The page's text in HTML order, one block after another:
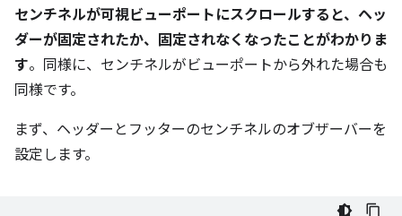
センチネルが可視ビューポートにスクロールすると、ヘッ
ダーが固定されたか、固定されなくなったことがわかりま
す。同様に、センチネルがビューポートから外れた場合も
同様です。
まず、ヘッダーとフッターのセンチネルのオブザーバーを
設定します。